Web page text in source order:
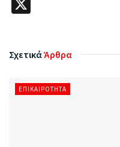
ΣχετικάΆρθρα
ΕΠΙΚΑΙΡΌΤΗΤΑ